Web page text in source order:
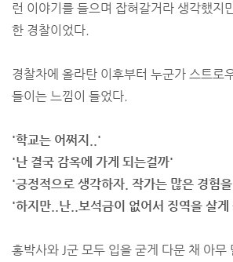
런 이야기를 들으며 잡혀갈거라 생각했지
한 경찰이었다.
경찰차에 올라탄 이후부터 누군가 스트로
들이는 느낌이 들었다.
'학교는 어쩌지..'
'난 결국 감옥에 가게 되는걸까'
'긍정적으로 생각하자. 작가는 많은 경험
'하지만..난..보석금이 없어서 징역을 살게
홍박사와 J군 모두 입을 굳게 다문 채 아무